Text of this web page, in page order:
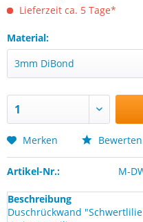
Lieferzeit ca. 5 Tage*
Material:
Merken Bewerten
Artikel-Nr.: M-
Beschreibung
Duschrückwand